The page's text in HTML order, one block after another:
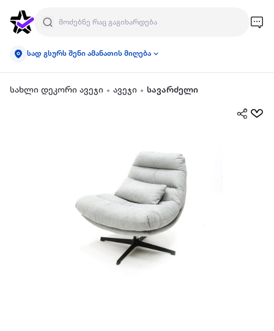
სად გსურს შენი ამანათის მიღება
სახლი დეკორი ავეჯი ავეჯი სავარძელი